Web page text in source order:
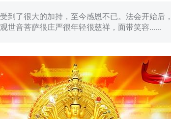
到了很大的加持，至今感恩不已。法会开始后
世音菩萨很庄严很年轻很慈祥，面带笑容......